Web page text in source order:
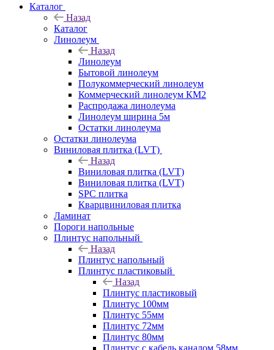
Каталог
Назад
Каталог
Линолеум
Назад
Линолеум
Бытовой линолеум
Полукоммерческий линолеум
Коммерческий линолеум КМ2
Распродажа линолеума
Линолеум ширина 5м
Остатки линолеума
Остатки линолеума
Виниловая плитка (LVT)
Назад
Виниловая плитка (LVT)
Виниловая плитка (LVT)
SPC плитка
Кварцвиниловая плитка
Ламинат
Пороги напольные
Плинтус напольный
Назад
Плинтус напольный
Плинтус пластиковый
Назад
Плинтус пластиковый
Плинтус 100мм
Плинтус 55мм
Плинтус 72мм
Плинтус 80мм
Плинтус с кабель каналом 58мм